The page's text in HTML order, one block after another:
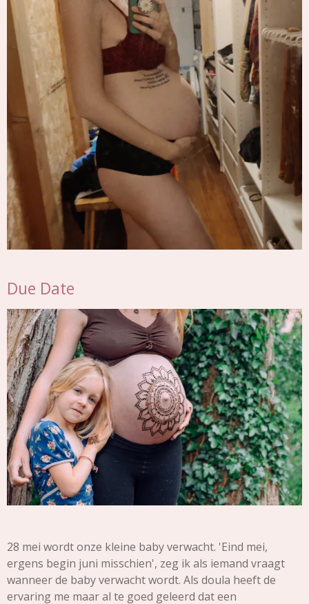
Due Date
28 mei wordt onze kleine baby verwacht. 'Eind mei,
ergens begin juni misschien', zeg ik als iemand vraagt
wanneer de baby verwacht wordt. Als doula heeft de
ervaring me maar al te goed geleerd dat een